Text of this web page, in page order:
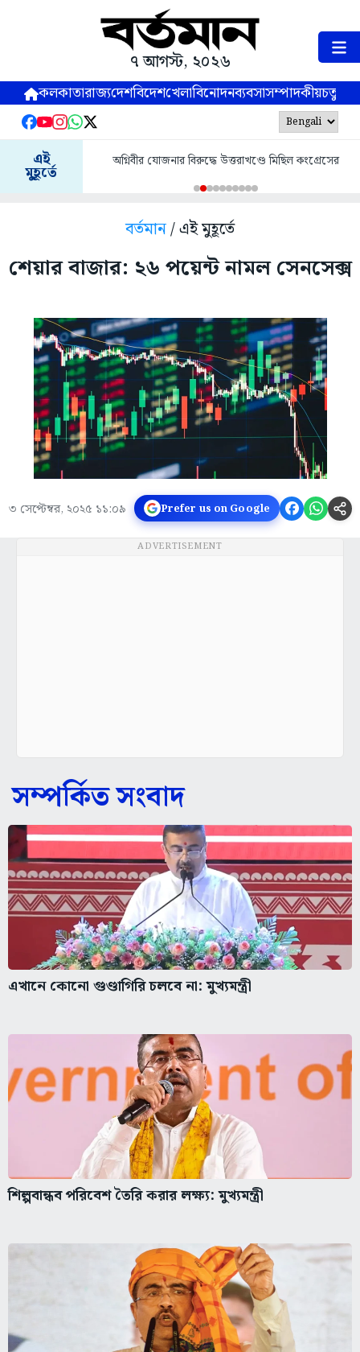
৭ আগস্ট, ২০২৬
কলকাতারাজ্যদেশবিদেশখেলাবিনোদনব্যবসাসম্পাদকীয়
এই
মুহূর্তে
অগ্নিবীর যোজনার বিরুদ্ধে উত্তরাখণ্ডে মিছিল কংগ্রেসের
বর্তমান/ এই মুহূর্তে
শেয়ার বাজার: ২৬ পয়েন্ট নামল সেনসেক্স
৩ সেপ্টেম্বর, ২০২৫ ১১:০৯ Prefer us on Google
ADVERTISEMENT
সম্পর্কিত সংবাদ
এখানে কোনো গুণ্ডাগিরি চলবে না: মুখ্যমন্ত্রী
শিল্পবান্ধব পরিবেশ তৈরি করার লক্ষ্য: মুখ্যমন্ত্রী